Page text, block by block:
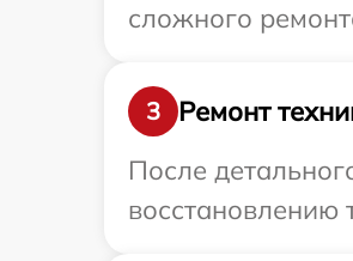
сложного
3
Ремонт
После
восстановлению